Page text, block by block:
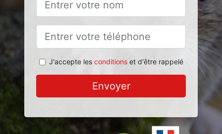
J'accepte les conditionset d'être rappelé
Envoyer